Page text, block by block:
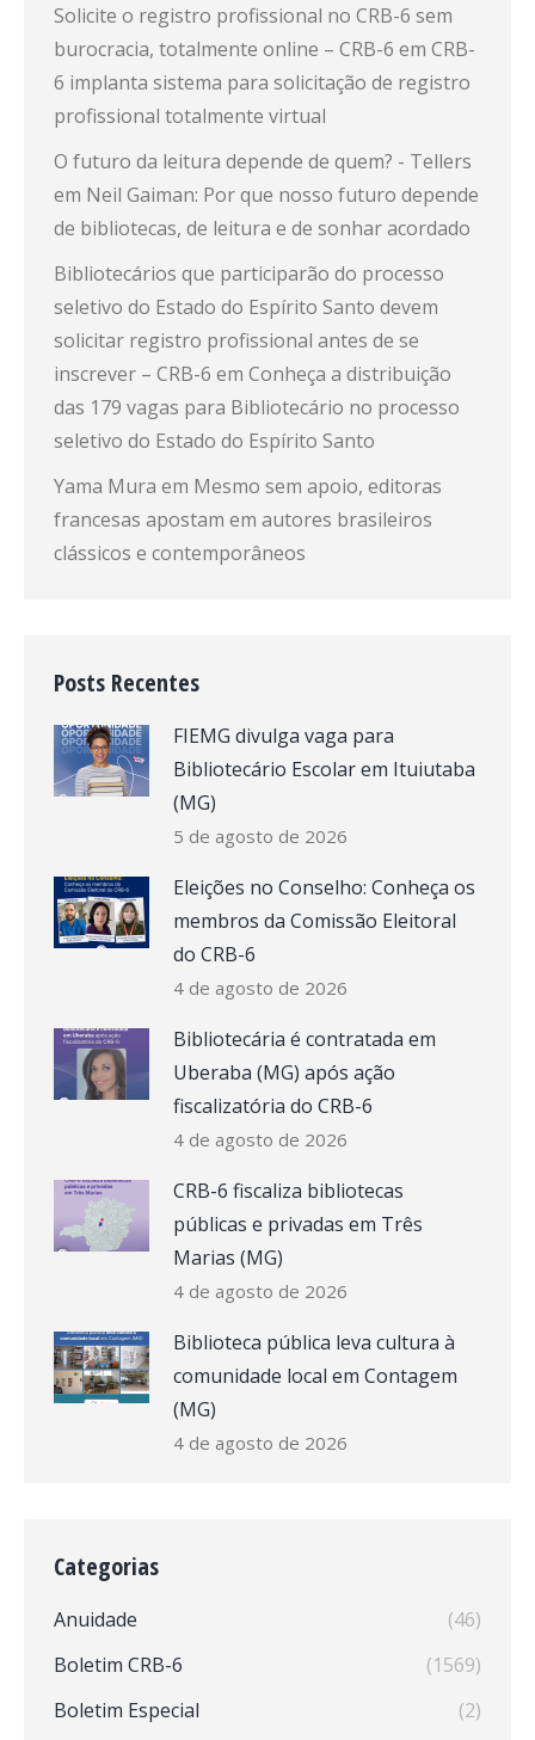
Solicite o registro profissional no CRB-6 sem
burocracia, totalmente online – CRB-6 em CRB-
6 implanta sistema para solicitação de registro
profissional totalmente virtual
O futuro da leitura depende de quem? - Tellers
em Neil Gaiman: Por que nosso futuro depende
de bibliotecas, de leitura e de sonhar acordado
Bibliotecários que participarão do processo
seletivo do Estado do Espírito Santo devem
solicitar registro profissional antes de se
inscrever – CRB-6 em Conheça a distribuição
das 179 vagas para Bibliotecário no processo
seletivo do Estado do Espírito Santo
Yama Mura em Mesmo sem apoio, editoras
francesas apostam em autores brasileiros
clássicos e contemporâneos
Posts Recentes
FIEMG divulga vaga para
Bibliotecário Escolar em Ituiutaba
(MG)
5 de agosto de 2026
Eleições no Conselho: Conheça os
membros da Comissão Eleitoral
do CRB-6
4 de agosto de 2026
Bibliotecária é contratada em
Uberaba (MG) após ação
fiscalizatória do CRB-6
4 de agosto de 2026
CRB-6 fiscaliza bibliotecas
públicas e privadas em Três
Marias (MG)
4 de agosto de 2026
Biblioteca pública leva cultura à
comunidade local em Contagem
(MG)
4 de agosto de 2026
Categorias
Anuidade
(46)
Boletim CRB-6
(1569)
Boletim Especial
(2)